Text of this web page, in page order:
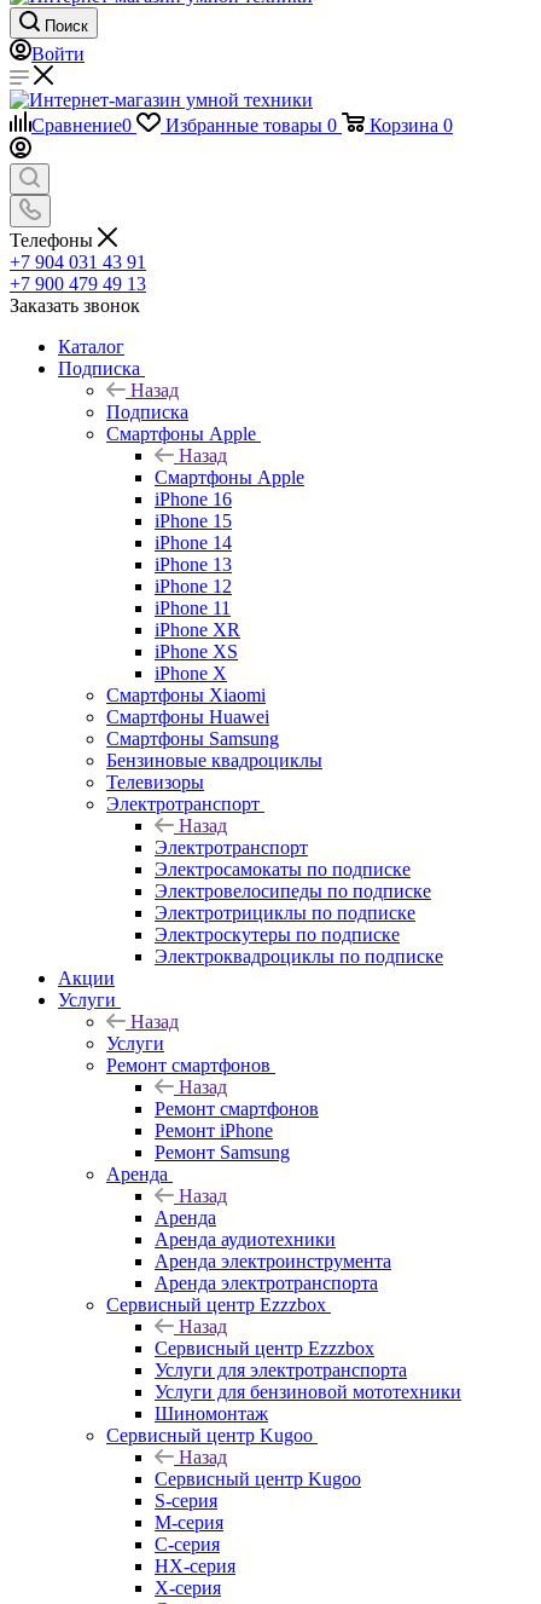
Поиск
Войти
Сравнение0 Избранные товары 0 Корзина 0
Телефоны
+7 904 031 43 91
+7 900 479 49 13
Заказать звонок
Каталог
Подписка
Назад
Подписка
Смартфоны Apple
Назад
Смартфоны Apple
iPhone 16
iPhone 15
iPhone 14
iPhone 13
iPhone 12
iPhone 11
iPhone XR
iPhone XS
iPhone X
Смартфоны Xiaomi
Смартфоны Huawei
Смартфоны Samsung
Бензиновые квадроциклы
Телевизоры
Электротранспорт
Назад
Электротранспорт
Электросамокаты по подписке
Электровелосипеды по подписке
Электротрициклы по подписке
Электроскутеры по подписке
Электроквадроциклы по подписке
Акции
Услуги
Назад
Услуги
Ремонт смартфонов
Назад
Ремонт смартфонов
Ремонт iPhone
Ремонт Samsung
Аренда
Назад
Аренда
Аренда аудиотехники
Аренда электроинструмента
Аренда электротранспорта
Сервисный центр Ezzzbox
Назад
Сервисный центр Ezzzbox
Услуги для электротранспорта
Услуги для бензиновой мототехники
Шиномонтаж
Сервисный центр Kugoo
Назад
Сервисный центр Kugoo
S-cерия
M-серия
С-серия
HX-серия
X-серия